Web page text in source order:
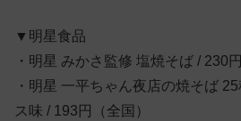
▼明星食品
・明星 みかさ監修 塩焼そば / 230
・明星 一平ちゃん夜店の焼そば
ス味 / 193円（全国）